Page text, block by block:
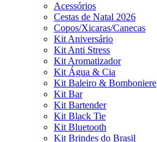
Acessórios
Cestas de Natal 2026
Copos/Xicaras/Canecas
Kit Aniversário
Kit Anti Stress
Kit Aromatizador
Kit Água & Cia
Kit Baleiro & Bomboniere
Kit Bar
Kit Bartender
Kit Black Tie
Kit Bluetooth
Kit Brindes do Brasil